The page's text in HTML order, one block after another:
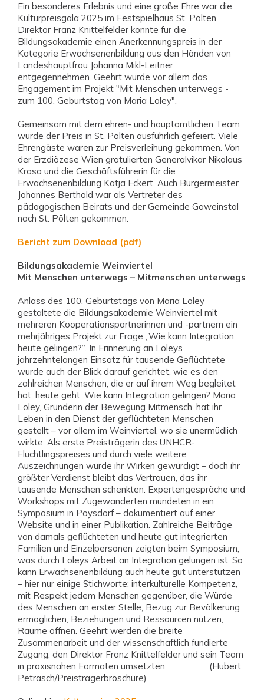
Ein besonderes Erlebnis und eine große Ehre war die
Kulturpreisgala 2025 im Festspielhaus St. Pölten.
Direktor Franz Knittelfelder konnte für die
Bildungsakademie einen Anerkennungspreis in der
Kategorie Erwachsenenbildung aus den Händen von
Landeshauptfrau Johanna Mikl-Leitner
entgegennehmen. Geehrt wurde vor allem das
Engagement im Projekt "Mit Menschen unterwegs -
zum 100. Geburtstag von Maria Loley".
Gemeinsam mit dem ehren- und hauptamtlichen Team
wurde der Preis in St. Pölten ausführlich gefeiert. Viele
Ehrengäste waren zur Preisverleihung gekommen. Von
der Erzdiözese Wien gratulierten Generalvikar Nikolaus
Krasa und die Geschäftsführerin für die
Erwachsenenbildung Katja Eckert. Auch Bürgermeister
Johannes Berthold war als Vertreter des
pädagogischen Beirats und der Gemeinde Gaweinstal
nach St. Pölten gekommen.
Bericht zum Download (pdf)
Bildungsakademie Weinviertel
Mit Menschen unterwegs – Mitmenschen unterwegs
Anlass des 100. Geburtstags von Maria Loley
gestaltete die Bildungsakademie Weinviertel mit
mehreren Kooperationspartnerinnen und -partnern ein
mehrjähriges Projekt zur Frage „Wie kann Integration
heute gelingen?“. In Erinnerung an Loleys
jahrzehntelangen Einsatz für tausende Geflüchtete
wurde auch der Blick darauf gerichtet, wie es den
zahlreichen Menschen, die er auf ihrem Weg begleitet
hat, heute geht. Wie kann Integration gelingen? Maria
Loley, Gründerin der Bewegung Mitmensch, hat ihr
Leben in den Dienst der geflüchteten Menschen
gestellt – vor allem im Weinviertel, wo sie unermüdlich
wirkte. Als erste Preisträgerin des UNHCR-
Flüchtlingspreises und durch viele weitere
Auszeichnungen wurde ihr Wirken gewürdigt – doch ihr
größter Verdienst bleibt das Vertrauen, das ihr
tausende Menschen schenkten. Expertengespräche und
Workshops mit Zugewanderten mündeten in ein
Symposium in Poysdorf – dokumentiert auf einer
Website und in einer Publikation. Zahlreiche Beiträge
von damals geflüchteten und heute gut integrierten
Familien und Einzelpersonen zeigten beim Symposium,
was durch Loleys Arbeit an Integration gelungen ist. So
kann Erwachsenenbildung auch heute gut unterstützen
– hier nur einige Stichworte: interkulturelle Kompetenz,
mit Respekt jedem Menschen gegenüber, die Würde
des Menschen an erster Stelle, Bezug zur Bevölkerung
ermöglichen, Beziehungen und Ressourcen nutzen,
Räume öffnen. Geehrt werden die breite
Zusammenarbeit und der wissenschaftlich fundierte
Zugang, den Direktor Franz Knittelfelder und sein Team
in praxisnahen Formaten umsetzten. (Hubert
Petrasch/Preisträgerbroschüre)